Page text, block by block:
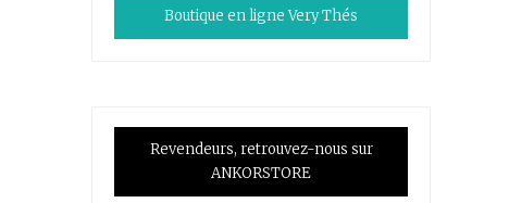
Boutique en ligne Very Thés
Revendeurs, retrouvez-nous sur
ANKORSTORE